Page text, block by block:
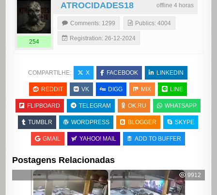
offline 4 horas
ATROCIDADES18
254
Comments: 1299 Publics: 4004
Registration: 26-12-2024
COMPARTILHE: X FACEBOOK LINKEDIN
REDDIT VK DIGG MIX LINE
FLIPBOARD TELEGRAM OK.RU WHATSAPP
TUMBLR WORDPRESS BLOGGER SKYPE
GMAIL YAHOO! MAIL ADD TO BUFFER
Postagens Relacionadas
9912